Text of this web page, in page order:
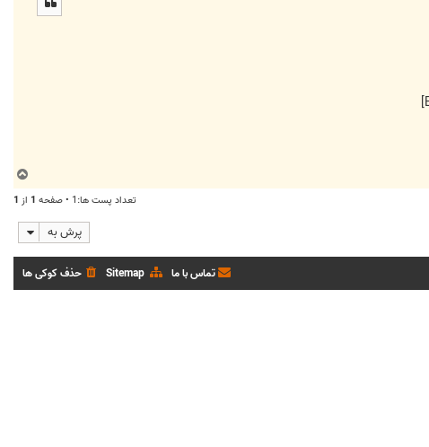
ا
تعداد پست ها:1 • صفحه 1 از 1
پرش به
حذف کوکی ها Sitemap تماس با ما